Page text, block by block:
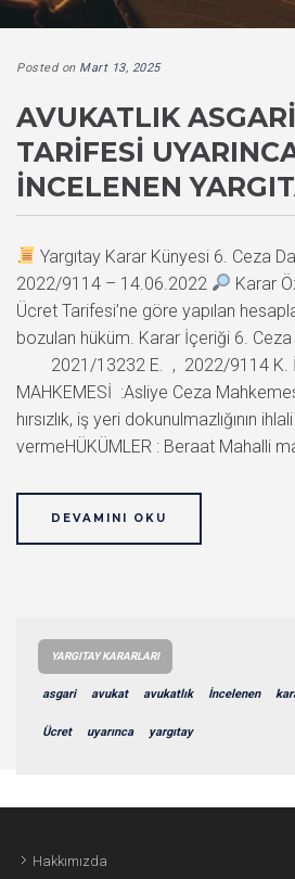
Posted on Mart 13, 2025
AVUKATLIK
TARIFESI
İNCELENEN
Yargıtay Karar Künyesi 6. Ceza
2022/9114 – 14.06.2022
Karar
Ücret Tarifesi’ne göre yapılan
bozulan hüküm. Karar İçeriği 6.
2021/13232 E. , 2022/9114 K.
MAHKEMESİ :Asliye Ceza
hırsızlık, iş yeri dokunulmazlığının
vermeHÜKÜMLER : Beraat Mahalli
DEVAMINI OKU
YARGITAY KARARLARI
asgari avukat avukatlık İncelenen
Ücret uyarınca yargıtay
Hakkımızda